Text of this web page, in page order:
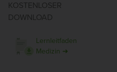
KOSTENLOSER
DOWNLOAD
Lernleitfaden
Medizin ➜